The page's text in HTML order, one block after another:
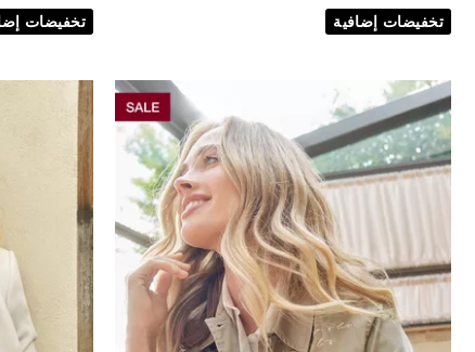
تخفيضات إضافية تخفيضات